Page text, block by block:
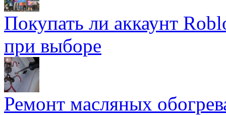
Покупать ли аккаунт
при выборе
Ремонт масляных